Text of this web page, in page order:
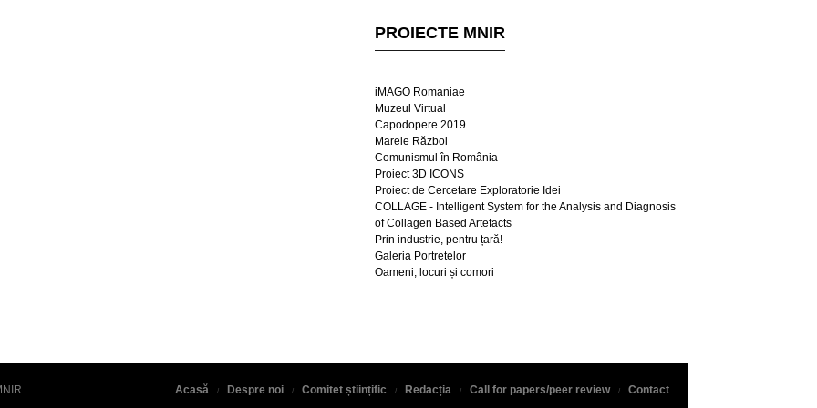
PROIECTE MNIR
iMAGO Romaniae
Muzeul Virtual
Capodopere 2019
Marele Război
Comunismul în România
Proiect 3D ICONS
Proiect de Cercetare Exploratorie Idei
COLLAGE - Intelligent System for the Analysis and Diagnosis
of Collagen Based Artefacts
Prin industrie, pentru țară!
Galeria Portretelor
Oameni, locuri și comori
. Acasă Despre noi Comitet științific Redacția Call for papers/peer review Contact